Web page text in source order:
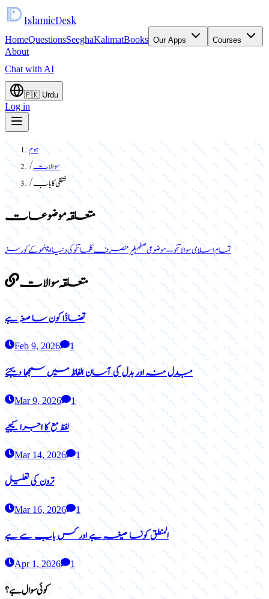
IslamicDesk
HomeQuestionsSeeghaKalimatBooks Our Apps Courses
About
Chat with AI
🇵🇰 Urdu
Log in
ہوم
/سوالات
/فتلقى كا باب
متعلقہ موضوعات
تمام اسلامی سوالاتنحو — موضوعی صفحہغیر منصرف کلماتنحو کی دنیا ایپنحو کے کورسز
متعلقہ سوالات
تضادَّا کون سا صغہ ہے
Feb 9, 2026 1
مبدل منہ اور بدل کی آسان الفاظ میں سمجھا دیجئے
Mar 9, 2026 1
لفظ مع کا اجرا کیجیے
Mar 14, 2026 1
ترون کی تعلیل
Mar 16, 2026 1
المنطق کونسا صیغہ ہے اور کس باب سے ہے
Apr 1, 2026 1
کوئی سوال ہے؟